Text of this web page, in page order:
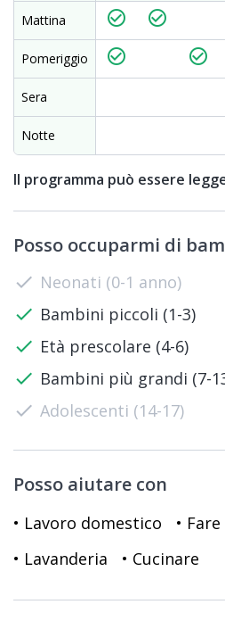
Mattina
check_circle_outline check_circle_outline
Pomeriggio check_circle_outline check_circle_outline
Sera
Notte
Il programma può essere
Posso occuparmi di
check Neonati (0-1 anno)
check Bambini piccoli (1-3)
check Età prescolare (4-6)
check Bambini più grandi (7-
check Adolescenti (14-17)
Posso aiutare con
• Lavoro domestico
•
• Lavanderia
• Cucinare